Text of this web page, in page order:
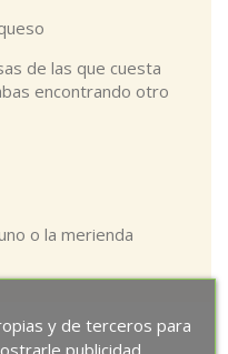
de las que cuesta
encontrando otro
o la merienda
y de terceros para
publicidad